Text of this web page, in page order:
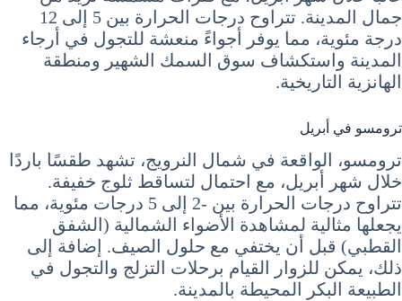
جمال المدينة. تتراوح درجات الحرارة بين 5 إلى 12
درجة مئوية، مما يوفر أجواءً منعشة للتجول في أرجاء
المدينة واستكشاف سوق السمك الشهير ومنطقة
الهانزية التاريخية.
ترومسو في أبريل
ترومسو، الواقعة في شمال النرويج، تشهد طقسًا باردًا
خلال شهر أبريل، مع احتمال لتساقط ثلوج خفيفة.
تتراوح درجات الحرارة بين -2 إلى 5 درجات مئوية، مما
يجعلها مثالية لمشاهدة الأضواء الشمالية (الشفق
القطبي) قبل أن يختفي مع حلول الصيف. إضافة إلى
ذلك، يمكن للزوار القيام برحلات التزلج والتجول في
الطبيعة البكر المحيطة بالمدينة.